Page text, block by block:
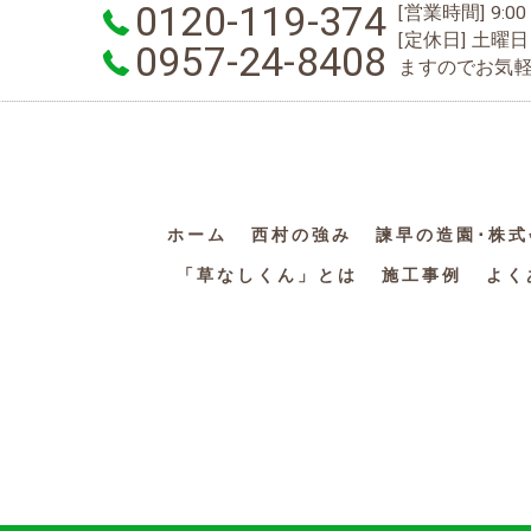
0120-119-374
0957-24-8408
[営業時間]
[定休日] 土曜
ますのでお気
ホーム 西村の強み 諫早の造園･株
「草なしくん」とは 施工事例 よく